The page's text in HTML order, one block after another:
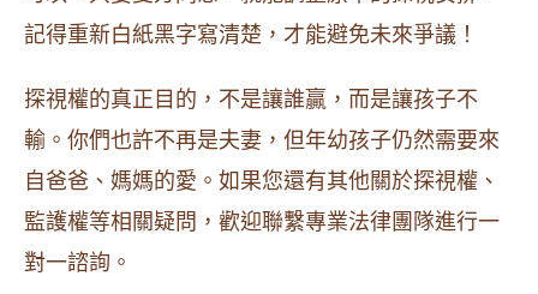
記得重新白紙黑字寫清楚，才能避免未來爭議！
探視權的真正目的，不是讓誰贏，而是讓孩子不
輸。你們也許不再是夫妻，但年幼孩子仍然需要來
自爸爸、媽媽的愛。如果您還有其他關於探視權、
監護權等相關疑問，歡迎聯繫專業法律團隊進行一
對一諮詢。